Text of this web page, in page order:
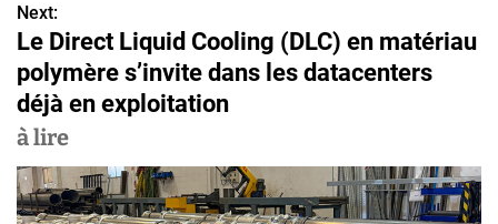
i
g
a
t
i
Next:
Le Direct Liquid Cooling (DLC) en matériau
polymère s’invite dans les datacenters
déjà en exploitation
à lire